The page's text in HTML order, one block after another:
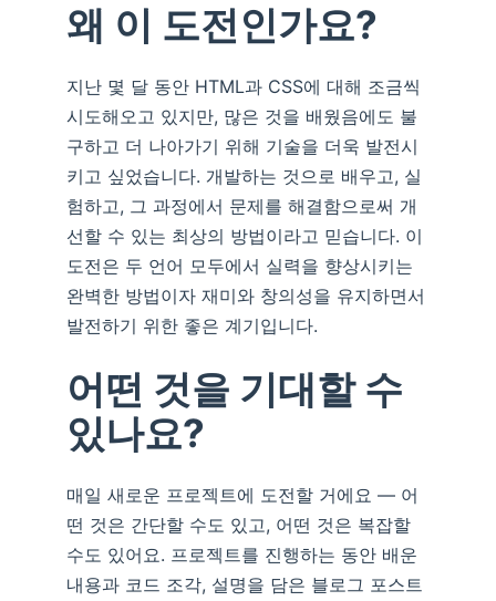
왜 이 도전인가요?
지난 몇 달 동안 HTML과 CSS에 대해 조금씩
시도해오고 있지만, 많은 것을 배웠음에도 불
구하고 더 나아가기 위해 기술을 더욱 발전시
키고 싶었습니다. 개발하는 것으로 배우고, 실
험하고, 그 과정에서 문제를 해결함으로써 개
선할 수 있는 최상의 방법이라고 믿습니다. 이
도전은 두 언어 모두에서 실력을 향상시키는
완벽한 방법이자 재미와 창의성을 유지하면서
발전하기 위한 좋은 계기입니다.
어떤 것을 기대할 수
있나요?
매일 새로운 프로젝트에 도전할 거에요 — 어
떤 것은 간단할 수도 있고, 어떤 것은 복잡할
수도 있어요. 프로젝트를 진행하는 동안 배운
내용과 코드 조각, 설명을 담은 블로그 포스트